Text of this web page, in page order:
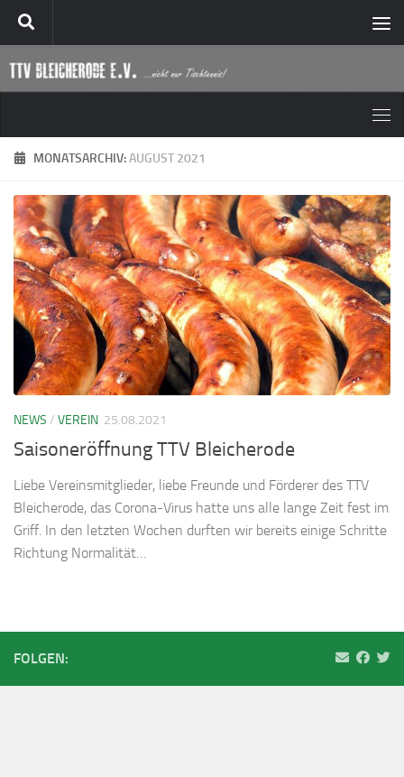
Zum Inhalt springen
MONATSARCHIV:AUGUST 2021
NEWS / VEREIN 25.08.2021
Saisoneröffnung TTV Bleicherode
Liebe Vereinsmitglieder, liebe Freunde und Förderer des TTV
Bleicherode, das Corona-Virus hatte uns alle lange Zeit fest im
Griff. In den letzten Wochen durften wir bereits einige Schritte
Richtung Normalität…
FOLGEN: